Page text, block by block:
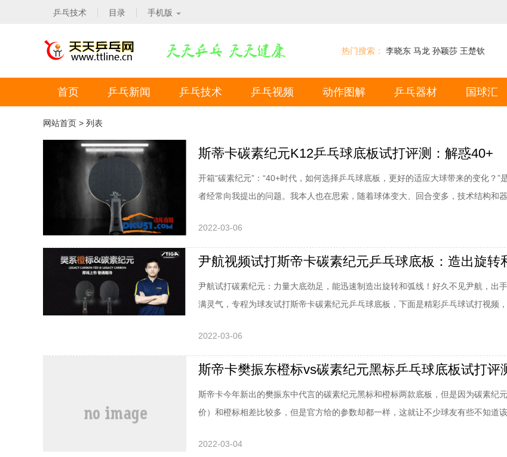
乒乓技术 目录 手机版
热门搜索： 李晓东 马龙 孙颖莎 王楚钦
首页 乒乓新闻 乒乓技术 乒乓视频 动作图解 乒乓器材 国球汇
网站首页 > 列表
斯蒂卡碳素纪元K12乒乓球底板试打评测：解惑40+
开箱“碳素纪元”：“40+时代，如何选择乒乓球底板，更好的适应大球带来的变化？”
者经常向我提出的问题。我本人也在思索，随着球体变大、回合变多，技术结构和
的一种方案。斯蒂卡樊振东橙标碳素纪元K12乒乓球底板试打评测：酷得彻底，难掩
年年初，樊振东个人专属底板——樊系橙标就揭开
2022-03-06
尹航视频试打斯帝卡碳素纪元乒乓球底板：造出旋转
尹航试打碳素纪元：力量大底劲足，能迅速制造出旋转和弧线！好久不见尹航，出
满灵气，专程为球友试打斯帝卡碳素纪元乒乓球底板，下面是精彩乒乓球试打视频
中国乒乓球男队选手尹航相信大家一定都很熟悉了。右手横板两面反胶弧圈结合快攻
实力均衡，基本功扎实，球感好，打球很有灵气。200
2022-03-06
斯帝卡今年新出的樊振东中代言的碳素纪元黑标和橙标两款底板，但是因为碳素纪
价）和橙标相差比较多，但是官方给的参数却都一样，这就让不少球友有些不知道
用上有什么不同？
2022-03-04